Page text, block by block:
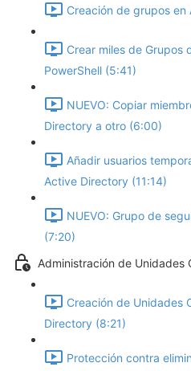
Creación de grupos
Crear miles de Grupos
PowerShell (5:41)
NUEVO: Copiar
Directory a otro (6:00)
Añadir usuarios
Active Directory (11:14)
NUEVO: Grupo de
(7:20)
Administración de Unidades
Creación de Unidades
Directory (8:21)
Protección contra